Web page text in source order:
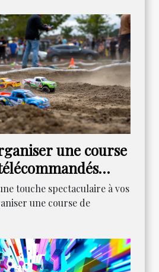
une course
vos
?
touche spectaculaire à vos
une course de